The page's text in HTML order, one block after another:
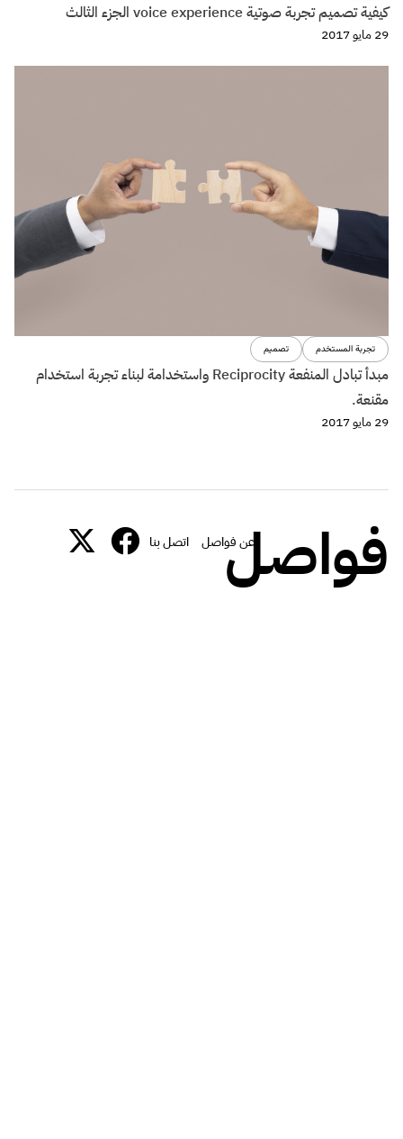
كيفية تصميم تجربة صوتية voice experience الجزء الثالث
29 مايو 2017
تجربة المستخدم تصميم
مبدأ تبادل المنفعة Reciprocity واستخدامة لبناء تجربة استخدام
مقنعة.
29 مايو 2017
فواصل
عن فواصل اتصل بنا